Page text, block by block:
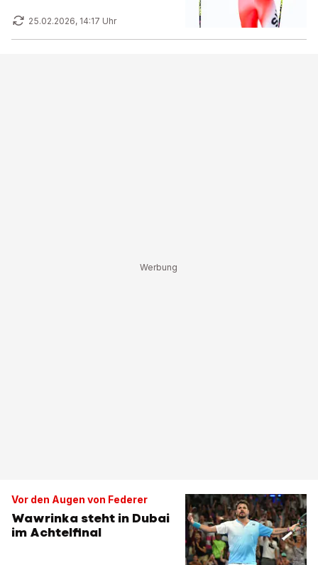
25.02.2026, 14:17 Uhr
Vor den Augen von Federer
Wawrinka steht in Dubai
im Achtelfinal